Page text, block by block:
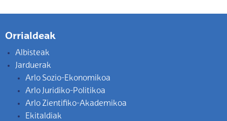
Orrialdeak
Albisteak
Jarduerak
Arlo Sozio-Ekonomikoa
Arlo Juridiko-Politikoa
Arlo Zientifiko-Akademikoa
Ekitaldiak